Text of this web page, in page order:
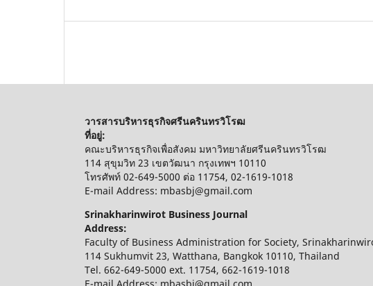
วารสารบริหารธุรกิจศรีนครินทรวิโรฒ
ที่อยู่:
คณะบริหารธุรกิจเพื่อสังคม มหาวิทยาลัยศรีนครินทรวิโรฒ
114 สุขุมวิท 23 เขตวัฒนา กรุงเทพฯ 10110
โทรศัพท์ 02-649-5000 ต่อ 11754, 02-1619-1018
E-mail Address: mbasbj@gmail.com
Srinakharinwirot Business Journal
Address:
Faculty of Business Administration for Society,
114 Sukhumvit 23, Watthana, Bangkok 10110, Thailand
Tel. 662-649-5000 ext. 11754, 662-1619-1018